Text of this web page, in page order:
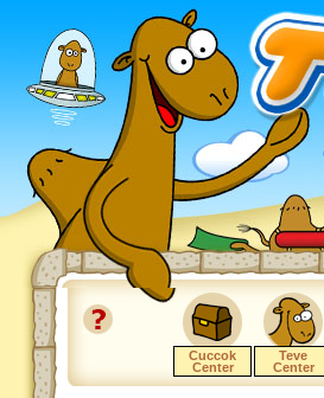
Cuccok
Center
Teve
Center